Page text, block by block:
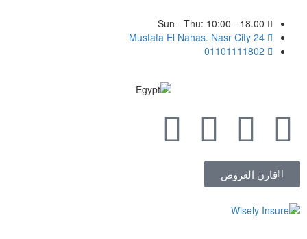
Sun - Thu: 10:00 - 18.00
24 Mustafa El Nahas. Nasr City
01101111802
قارن العروض